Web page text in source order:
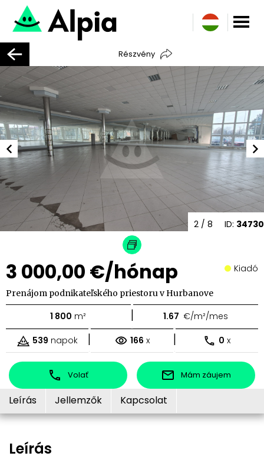
Részvény
ID: 34730
2 / 8
3 000,00 €/hónap Kiadó
Prenájom podnikateľského priestoru v Hurbanove
1 800 m² | 1.67 €/m²/mes
539 napok | 166 x | 0 x
Volať Mám záujem
Leírás Jellemzők Kapcsolat
Leírás